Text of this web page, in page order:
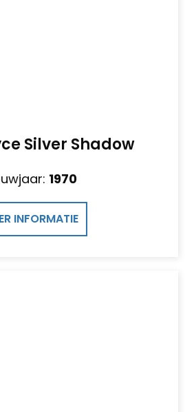
Silver Shadow
1970
INFORMATIE